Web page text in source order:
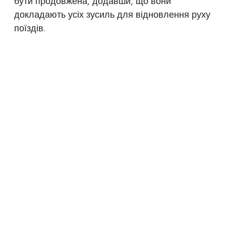
докладають усіх зусиль для відновлення руху
поїздів.